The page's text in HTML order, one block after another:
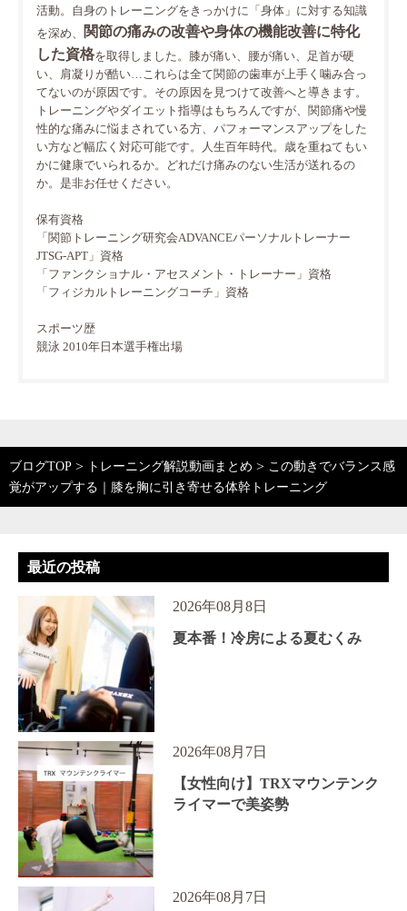
活動。自身のトレーニングをきっかけに「身体」に対する知識
を深め、
関節の痛みの改善や身体の機能改善に特化
した資格を取得しました。膝が痛い、腰が痛い、足首が硬
い、肩凝りが酷い…これらは全て関節の歯車が上手く噛み合っ
てないのが原因です。その原因を見つけて改善へと導きます。
トレーニングやダイエット指導はもちろんですが、関節痛や慢
性的な痛みに悩まされている方、パフォーマンスアップをした
い方など幅広く対応可能です。人生百年時代。歳を重ねてもい
かに健康でいられるか。どれだけ痛みのない生活が送れるの
か。是非お任せください。
保有資格
「関節トレーニング研究会ADVANCEパーソナルトレーナー
JTSG-APT」資格
「ファンクショナル・アセスメント・トレーナー」資格
「フィジカルトレーニングコーチ」資格
スポーツ歴
競泳 2010年日本選手権出場
ブログTOP > トレーニング解説動画まとめ > この動きでバランス感
覚がアップする｜膝を胸に引き寄せる体幹トレーニング
最近の投稿
2026年08月8日
夏本番！冷房による夏むくみ
2026年08月7日
【女性向け】TRXマウンテンク
ライマーで美姿勢
2026年08月7日